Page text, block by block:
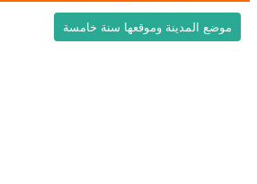
موضع المدينة وموقعها سنة خامسة